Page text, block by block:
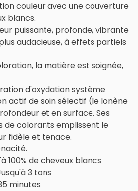
couleur avec une couverture
blancs.
puissante, profonde, vibrante
audacieuse, à effets partiels
la matière est soignée,
d'oxydation système
actif de soin sélectif (le Ionène
et en surface. Ses
de colorants emplissent le
fidèle et tenace.
100% de cheveux blancs
3 tons
minutes